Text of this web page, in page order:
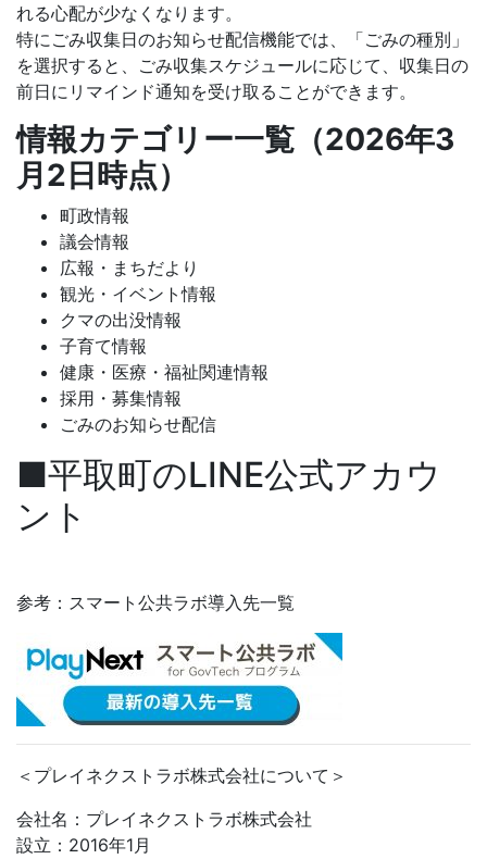
れる心配が少なくなります。
特にごみ収集日のお知らせ配信機能では、「ごみの種別」
を選択すると、ごみ収集スケジュールに応じて、収集日の
前日にリマインド通知を受け取ることができます。
情報カテゴリー一覧（2026年3
月2日時点）
町政情報
議会情報
広報・まちだより
観光・イベント情報
クマの出没情報
子育て情報
健康・医療・福祉関連情報
採用・募集情報
ごみのお知らせ配信
■平取町のLINE公式アカウ
ント
参考：スマート公共ラボ導入先一覧
＜プレイネクストラボ株式会社について＞
会社名：プレイネクストラボ株式会社
設立：2016年1月